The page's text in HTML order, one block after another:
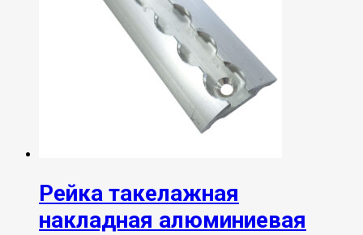
Рейка такелажная
накладная алюминиевая